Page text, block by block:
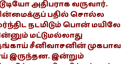
அதிபராக வருவார்.
பதில் சொல்ல
நடமிடும் பொன் மயிலே
மட்டுமல்லாது
சீனிவாசனின் முகபாவ
இருந்தன. இன்றும்